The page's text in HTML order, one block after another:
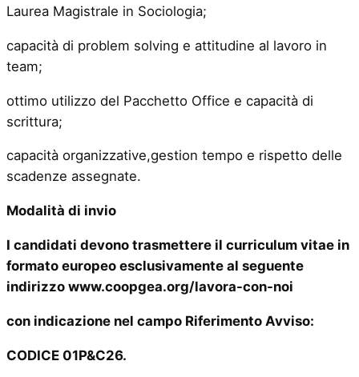
Laurea Magistrale in Sociologia;
capacità di problem solving e attitudine al lavoro in
team;
ottimo utilizzo del Pacchetto Office e capacità di
scrittura;
capacità organizzative,gestion tempo e rispetto delle
scadenze assegnate.
Modalità di invio
I candidati devono trasmettere il curriculum vitae in
formato europeo esclusivamente al seguente
indirizzo www.coopgea.org/lavora-con-noi
con indicazione nel campo Riferimento Avviso:
CODICE 01P&C26.